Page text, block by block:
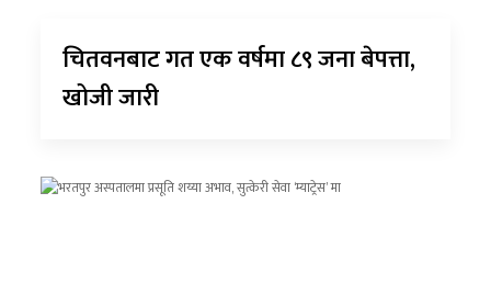
चितवनबाट गत एक वर्षमा ८९ जना बेपत्ता,
खोजी जारी